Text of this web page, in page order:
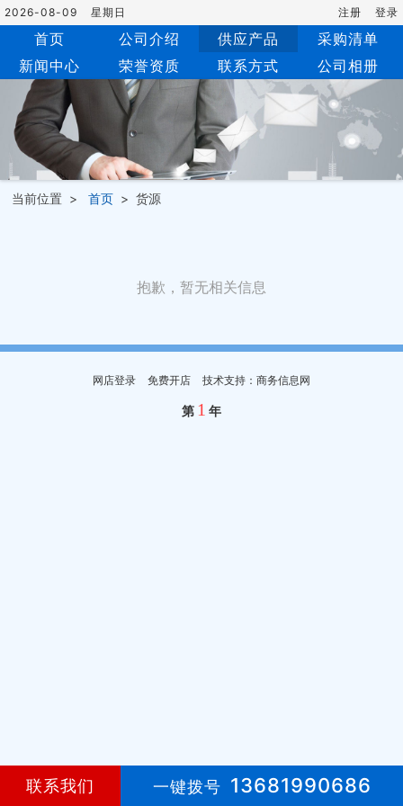
2026-08-09 星期日 注册 登录
首页 公司介绍 供应产品
采购清单
新闻中心
荣誉资质 联系方式 公司相册
当前位置 >首页 > 货源
抱歉，暂无相关信息
网店登录 免费开店 技术支持：商务信息网
第 1 年
联系我们 一键拨号 13681990686